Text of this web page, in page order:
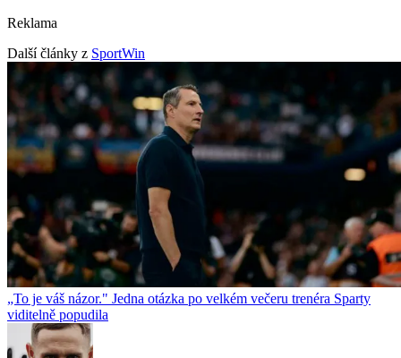
Reklama
Další články z SportWin
„To je váš názor." Jedna otázka po velkém večeru trenéra Sparty
viditelně popudila